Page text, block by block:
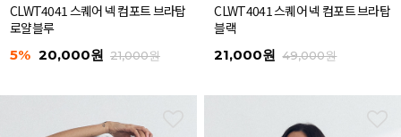
CLWT4041 스퀘어 넥 컴포트 브라탑
로얄블루
5% 20,000원 21,000원
CLWT4041 스퀘어 넥 컴포트 브라탑
블랙
21,000원 49,000원